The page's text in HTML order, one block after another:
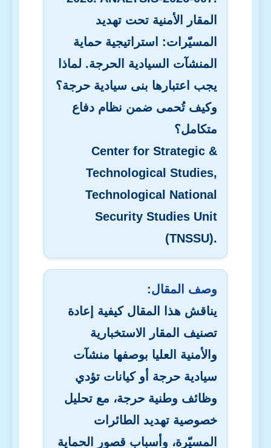
المقار الأمنية تحت تهديد
المسيّرات: استراتيجية حماية
المنشآت السيادية الحرجة. لماذا
يجب اعتبارها بنى سيادية حرجة؟
وكيف تُحمى ضمن نظام دفاع
متكامل؟
Center for Strategic &
Technological Studies,
Technological National
Security Studies Unit
(TNSSU).
وصف المقال:
يناقش هذا المقال كيفية إعادة
تصنيف المقار الاستخبارية
والأمنية العليا بوصفها منشآت
سيادية حرجة أو كيانات تؤدي
وظائف وطنية حرجة، مع تحليل
خصوصية تهديد الطائرات
المسيّرة، وأسباب قصور الحماية